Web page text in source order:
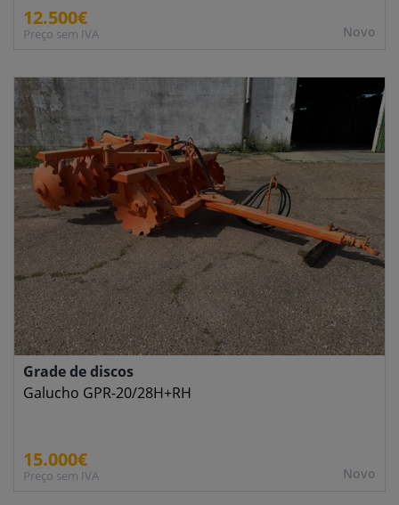
Novo
12.500€
Preço sem IVA
Novo
Grade de discos
Galucho GPR-20/28H+RH
15.000€
Preço sem IVA